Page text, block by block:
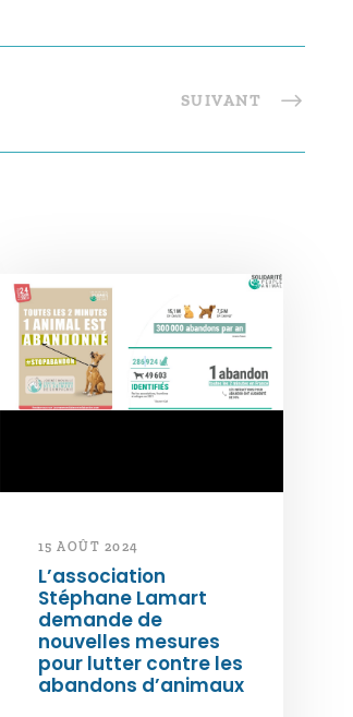
SUIVANT
15 AOÛT 2024
L’association
Stéphane Lamart
demande de
nouvelles mesures
pour lutter contre les
abandons d’animaux